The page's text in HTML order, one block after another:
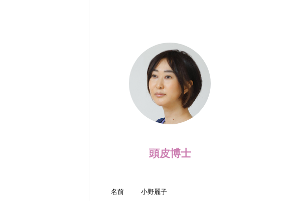
頭皮博士
名前 小野麗子